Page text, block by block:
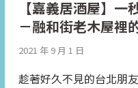
【嘉義居酒屋】
－融和街老木屋裡
2021 年 9 月 1 日
趁著好久不見的台北朋